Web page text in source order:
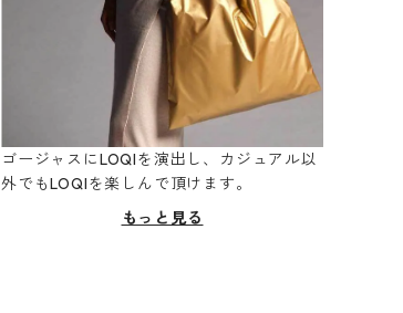
ゴージャスにLOQIを演出し、カジュアル以
外でもLOQIを楽しんで頂けます。
もっと見る